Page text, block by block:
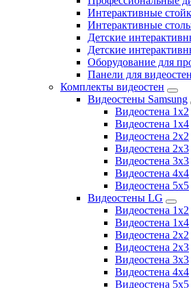
Интерактивные
Интерактивные
Детские
Детские
Оборудование для
Панели для
Комплекты видеостен
Видеостены Samsung
Видеостена 1x2
Видеостена 1x4
Видеостена 2x2
Видеостена 2х3
Видеостена 3x3
Видеостена 4x4
Видеостена 5x5
Видеостены LG
Видеостена 1x2
Видеостена 1x4
Видеостена 2x2
Видеостена 2x3
Видеостена 3x3
Видеостена 4x4
Видеостена 5x5